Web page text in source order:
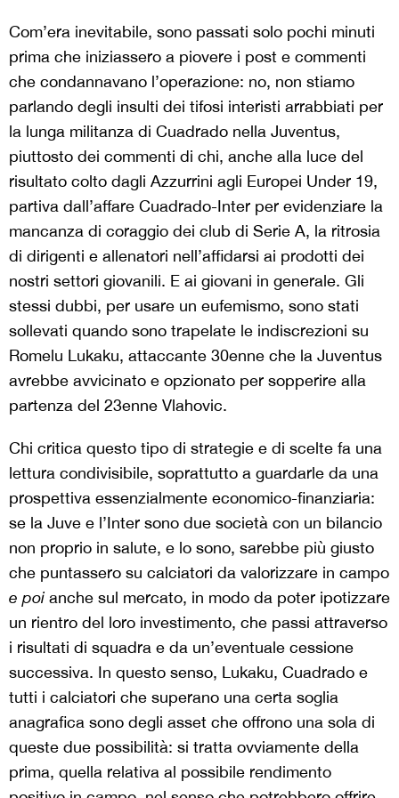
Com’era inevitabile, sono passati solo pochi minuti
prima che iniziassero a piovere i post e commenti
che condannavano l’operazione: no, non stiamo
parlando degli insulti dei tifosi interisti arrabbiati per
la lunga militanza di Cuadrado nella Juventus,
piuttosto dei commenti di chi, anche alla luce del
risultato colto dagli Azzurrini agli Europei Under 19,
partiva dall’affare Cuadrado-Inter per evidenziare la
mancanza di coraggio dei club di Serie A, la ritrosia
di dirigenti e allenatori nell’affidarsi ai prodotti dei
nostri settori giovanili. E ai giovani in generale. Gli
stessi dubbi, per usare un eufemismo, sono stati
sollevati quando sono trapelate le indiscrezioni su
Romelu Lukaku, attaccante 30enne che la Juventus
avrebbe avvicinato e opzionato per sopperire alla
partenza del 23enne Vlahovic.
Chi critica questo tipo di strategie e di scelte fa una
lettura condivisibile, soprattutto a guardarle da una
prospettiva essenzialmente economico-finanziaria:
se la Juve e l’Inter sono due società con un bilancio
non proprio in salute, e lo sono, sarebbe più giusto
che puntassero su calciatori da valorizzare in campo
e poi anche sul mercato, in modo da poter ipotizzare
un rientro del loro investimento, che passi attraverso
i risultati di squadra e da un’eventuale cessione
successiva. In questo senso, Lukaku, Cuadrado e
tutti i calciatori che superano una certa soglia
anagrafica sono degli asset che offrono una sola di
queste due possibilità: si tratta ovviamente della
prima, quella relativa al possibile rendimento